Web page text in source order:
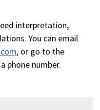
interpretation,
You can email
, or go to the
phone number.